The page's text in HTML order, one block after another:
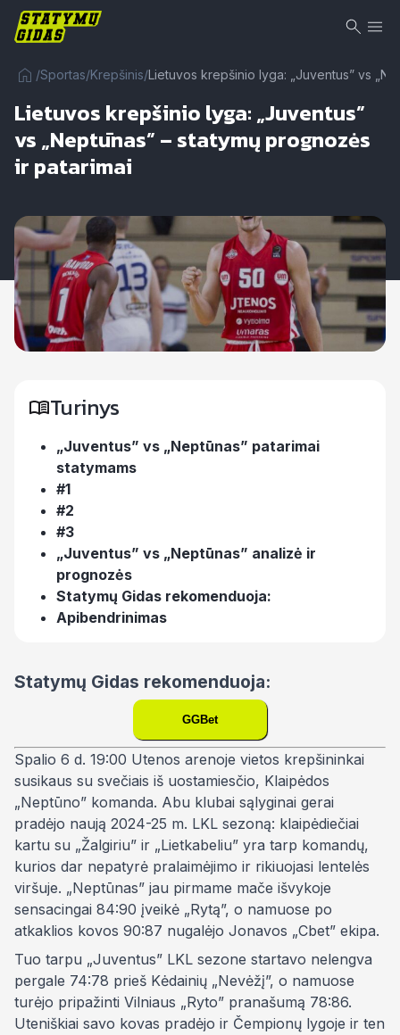
/Sportas/Krepšinis/Lietuvos krepšinio lyga: „Juventus” vs
Lietuvos krepšinio lyga: „Juventus”
vs „Neptūnas” – statymų prognozės
ir patarimai
Turinys
„Juventus” vs „Neptūnas” patarimai
statymams
#1
#2
#3
„Juventus” vs „Neptūnas” analizė ir
prognozės
Statymų Gidas rekomenduoja:
Apibendrinimas
Statymų Gidas rekomenduoja:
GGBet
Spalio 6 d. 19:00 Utenos arenoje vietos krepšininkai
susikaus su svečiais iš uostamiesčio, Klaipėdos
„Neptūno” komanda. Abu klubai sąlyginai gerai
pradėjo naują 2024-25 m. LKL sezoną: klaipėdiečiai
kartu su „Žalgiriu” ir „Lietkabeliu” yra tarp komandų,
kurios dar nepatyrė pralaimėjimo ir rikiuojasi lentelės
viršuje. „Neptūnas” jau pirmame mače išvykoje
sensacingai 84:90 įveikė „Rytą”, o namuose po
atkaklios kovos 90:87 nugalėjo Jonavos „Cbet” ekipa.
Tuo tarpu „Juventus” LKL sezone startavo nelengva
pergale 74:78 prieš Kėdainių „Nevėžį”, o namuose
turėjo pripažinti Vilniaus „Ryto” pranašumą 78:86.
Uteniškiai savo kovas pradėjo ir Čempionų lygoje ir ten